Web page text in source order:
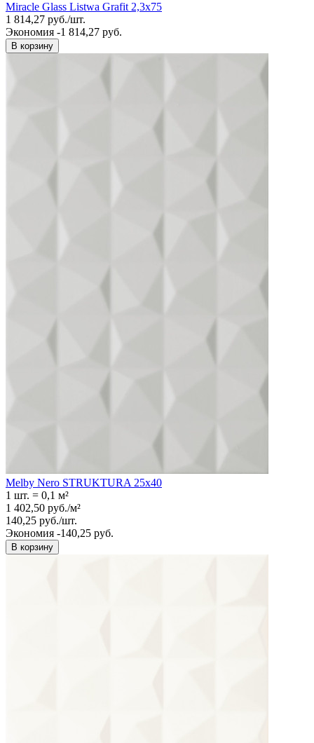
Miracle Glass Listwa Grafit 2,3x75
1 814,27 руб./шт.
Экономия -1 814,27 руб.
В корзину
Melby Nero STRUKTURA 25x40
1 шт. = 0,1 м²
1 402,50 руб./м²
140,25 руб./шт.
Экономия -140,25 руб.
В корзину